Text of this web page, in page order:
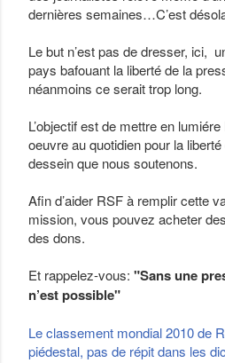
dernières semaines…C’est
Le but n’est pas de dresser, ici,
pays bafouant la liberté de la
néanmoins ce serait trop long.
L’objectif est de mettre en
oeuvre au quotidien pour la
dessein que nous soutenons.
Afin d’aider RSF à remplir cette
mission, vous pouvez acheter
des dons.
Et rappelez-vous: "Sans une
n’est possible"
Le classement mondial 2010 de
piédestal, pas de répit dans les